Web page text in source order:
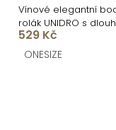
Vínové elegantní
rolák UNIDRO s
rukávem
529 Kč
ONESIZE